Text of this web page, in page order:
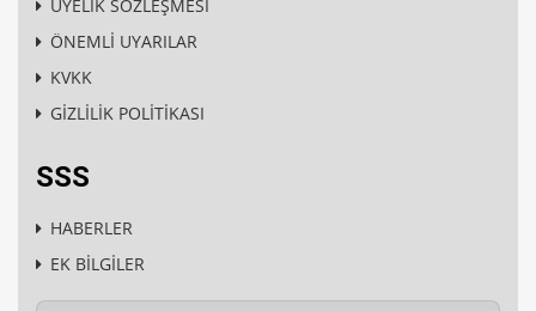
ÜYELİK SÖZLEŞMESİ
ÖNEMLİ UYARILAR
KVKK
GİZLİLİK POLİTİKASI
SSS
HABERLER
EK BİLGİLER